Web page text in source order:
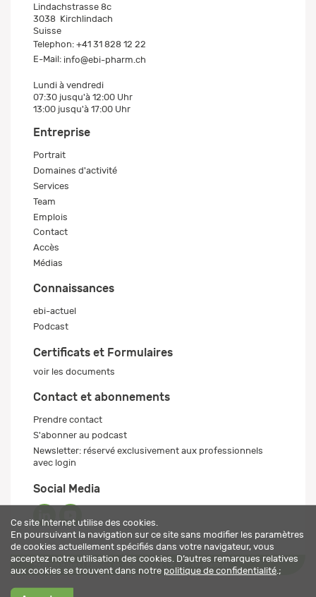
Lindachstrasse 8c
3038 Kirchlindach
Suisse
Telephon: +41 31 828 12 22
E-Mail: info@ebi-pharm.ch
Lundi à vendredi
07:30 jusqu'à 12:00 Uhr
13:00 jusqu'à 17:00 Uhr
Entreprise
Portrait
Domaines d'activité
Services
Team
Emplois
Contact
Accès
Médias
Connaissances
ebi-actuel
Podcast
Certificats et Formulaires
voir les documents
Contact et abonnements
Prendre contact
S'abonner au podcast
Newsletter: réservé exclusivement aux professionnels
avec login
Social Media
Ce site Internet utilise des cookies.
En poursuivant la navigation sur ce site sans modifier les paramètres
de cookies actuellement spécifiés dans votre navigateur, vous
acceptez notre utilisation des cookies. D’autres remarques relatives
aux cookies se trouvent dans notre politique de confidentialité .;